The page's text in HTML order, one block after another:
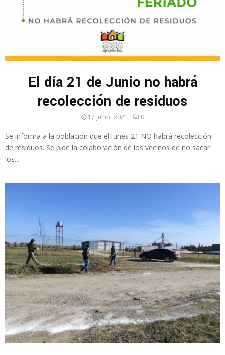
El día 21 de Junio no habrá
recolección de residuos
17 junio, 2021 0
Se informa a la población que el lunes 21 NO habrá recolección
de residuos. Se pide la colaboración de los vecinos de no sacar
los...